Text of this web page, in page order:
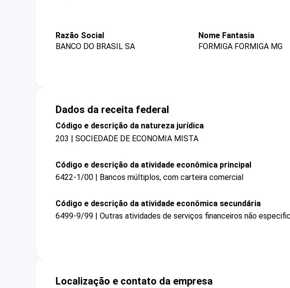
Razão Social
BANCO DO BRASIL SA
Nome Fantasia
FORMIGA FORMIGA MG
Dados da receita federal
Código e descrição da natureza jurídica
203 | SOCIEDADE DE ECONOMIA MISTA
Código e descrição da atividade econômica principal
6422-1/00 | Bancos múltiplos, com carteira comercial
Código e descrição da atividade econômica secundária
6499-9/99 | Outras atividades de serviços financeiros não
Localização e contato da empresa